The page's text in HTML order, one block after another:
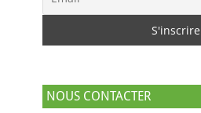
NOUS CONTACTER